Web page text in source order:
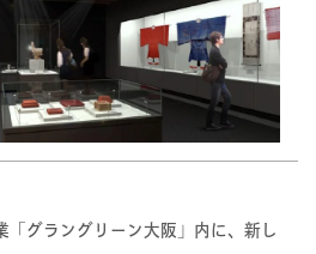
「グラングリーン大阪」内に、新し